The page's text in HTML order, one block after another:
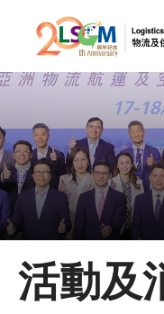
跳到內容
主頁
關於LSCM
活動及